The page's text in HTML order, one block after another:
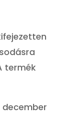
termék
december